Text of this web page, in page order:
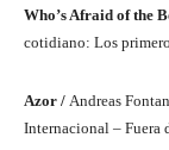
Who’s Afraid of the
cotidiano: Los
Azor / Andreas
Internacional – Fuera